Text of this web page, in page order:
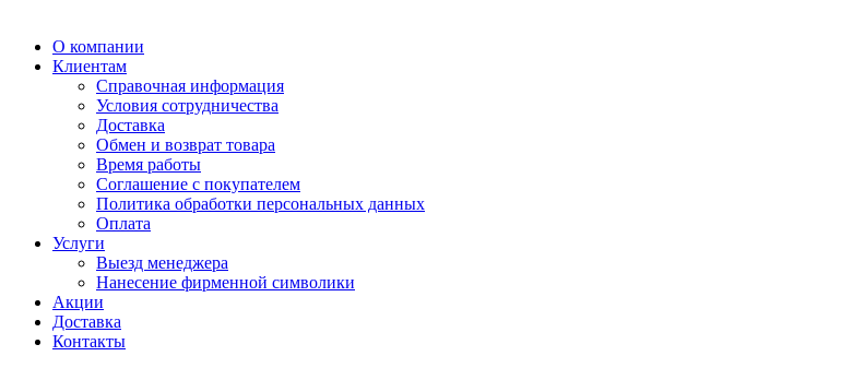
О компании
Клиентам
Справочная информация
Условия сотрудничества
Доставка
Обмен и возврат товара
Время работы
Соглашение с покупателем
Политика обработки персональных данных
Оплата
Услуги
Выезд менеджера
Нанесение фирменной символики
Акции
Доставка
Контакты